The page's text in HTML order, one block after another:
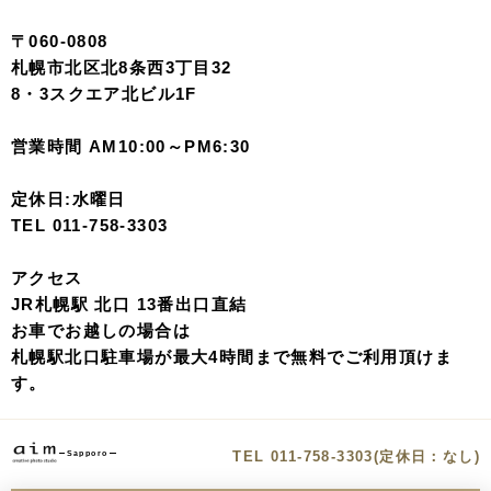
〒060-0808
札幌市北区北8条西3丁目32
8・3スクエア北ビル1F
営業時間 AM10:00～PM6:30
定休日:水曜日
TEL 011-758-3303
アクセス
JR札幌駅 北口 13番出口直結
お車でお越しの場合は
札幌駅北口駐車場が最大4時間まで無料でご利用頂けま
す。
Sapporo TEL 011-758-3303(定休日：なし)